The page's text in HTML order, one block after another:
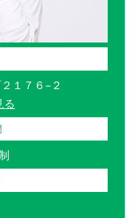
１７６−２
る